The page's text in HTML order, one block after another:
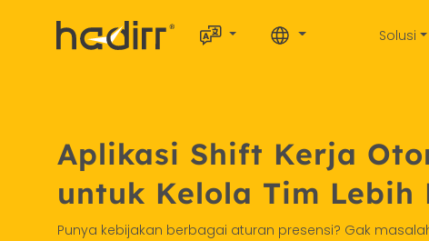
Solusi
Aplikasi Shift Kerja
untuk Kelola Tim Lebih
Punya kebijakan berbagai aturan presensi? Gak